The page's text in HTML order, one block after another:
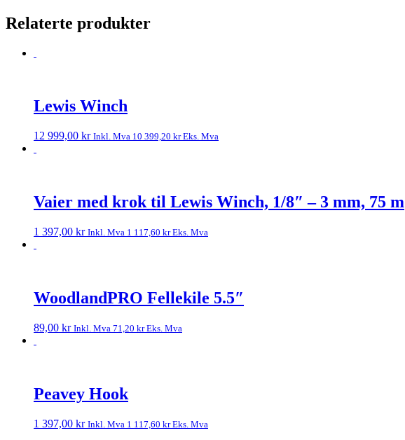
Relaterte produkter
Lewis Winch
12 999,00 kr Inkl. Mva 10 399,20 krEks. Mva
Vaier med krok til Lewis Winch, 1/8″ – 3 mm, 75 m
1 397,00 kr Inkl. Mva 1 117,60 krEks. Mva
WoodlandPRO Fellekile 5.5″
89,00 kr Inkl. Mva 71,20 krEks. Mva
Peavey Hook
1 397,00 kr Inkl. Mva 1 117,60 krEks. Mva